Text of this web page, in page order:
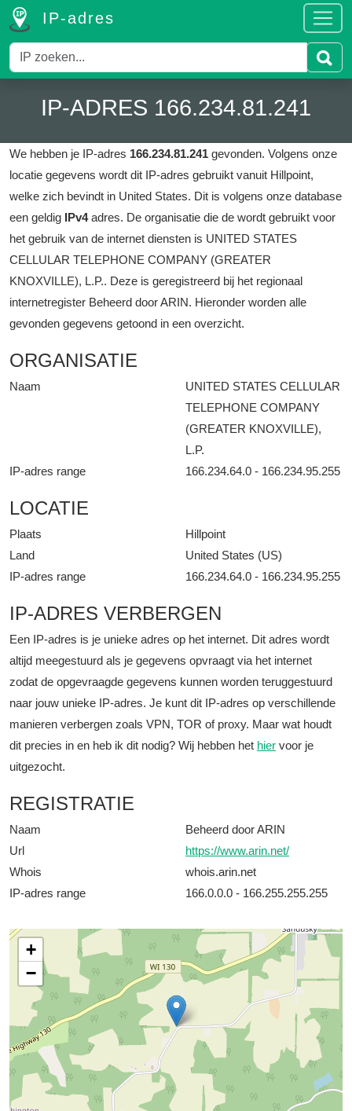
IP-adres
IP-ADRES 166.234.81.241
We hebben je IP-adres 166.234.81.241 gevonden. Volgens onze
locatie gegevens wordt dit IP-adres gebruikt vanuit Hillpoint,
welke zich bevindt in United States. Dit is volgens onze database
een geldig IPv4adres. De organisatie die de wordt gebruikt voor
het gebruik van de internet diensten is UNITED STATES
CELLULAR TELEPHONE COMPANY (GREATER
KNOXVILLE), L.P.. Deze is geregistreerd bij het regionaal
internetregister Beheerd door ARIN. Hieronder worden alle
gevonden gegevens getoond in een overzicht.
ORGANISATIE
Naam
UNITED STATES CELLULAR
TELEPHONE COMPANY
(GREATER KNOXVILLE),
L.P.
IP-adres range
166.234.64.0 - 166.234.95.255
LOCATIE
Plaats
Hillpoint
Land
United States (US)
IP-adres range
166.234.64.0 - 166.234.95.255
IP-ADRES VERBERGEN
Een IP-adres is je unieke adres op het internet. Dit adres wordt
altijd meegestuurd als je gegevens opvraagt via het internet
zodat de opgevraagde gegevens kunnen worden teruggestuurd
naar jouw unieke IP-adres. Je kunt dit IP-adres op verschillende
manieren verbergen zoals VPN, TOR of proxy. Maar wat houdt
dit precies in en heb ik dit nodig? Wij hebben het hier voor je
uitgezocht.
REGISTRATIE
Naam
Beheerd door ARIN
Url
https://www.arin.net/
Whois
whois.arin.net
IP-adres range
166.0.0.0 - 166.255.255.255
+
−